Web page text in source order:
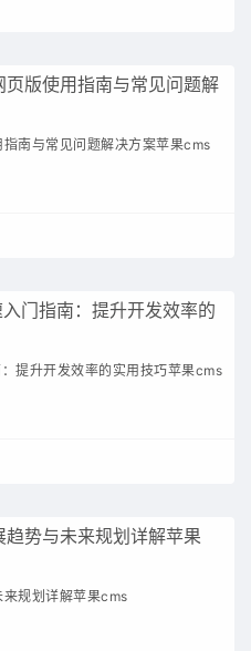
南与常见问题解决方案苹果cms
提升开发效率的实用技巧苹果cms
规划详解苹果cms